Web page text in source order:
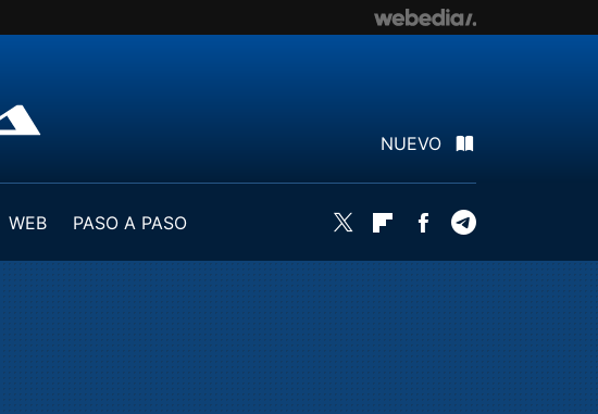
NUEVO
WEB
PASO A PASO
Twitter FlipboardFacebook